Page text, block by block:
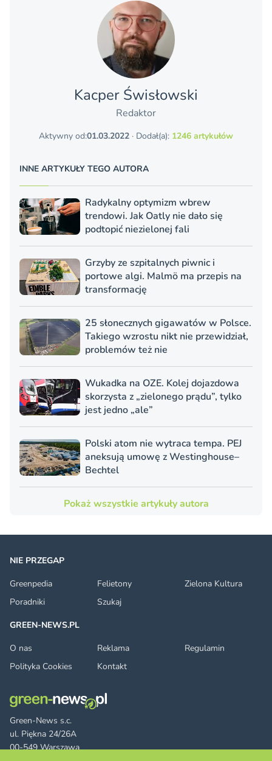
Kacper Świsło­wski
Redaktor
Aktywny od:01.03.2022 · Dodał(a): 1246 artykułów
INNE ARTYKUŁY TEGO AUTORA
Radykalny optymizm wbrew
trendowi. Jak Oatly nie dało się
podtopić niezielonej fali
Grzyby ze szpitalnych piwnic i
portowe algi. Malmö ma przepis na
transformację
25 słonecznych gigawatów w Polsce.
Takiego wzrostu nikt nie przewidział,
problemów też nie
Wukadka na OZE. Kolej dojazdowa
skorzysta z „zielonego prądu”, tylko
jest jedno „ale”
Polski atom nie wytraca tempa. PEJ
aneksują umowę z Westinghouse–
Bechtel
Pokaż wszystkie artykuły autora
Green-News s.c.
ul. Piękna 24/26A
00-549 Warszawa
NIE PRZEGAP
Greenpedia
Felietony
Zielona Kultura
Poradniki
Szukaj
GREEN-NEWS.PL
O nas
Reklama
Regulamin
Polityka Cookies
Kontakt